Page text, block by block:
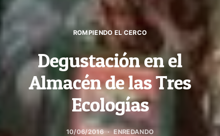
ROMPIENDO EL CERCO
Degustación en el
Almacén de las Tres
Ecologías
10/06/2016 ENREDANDO